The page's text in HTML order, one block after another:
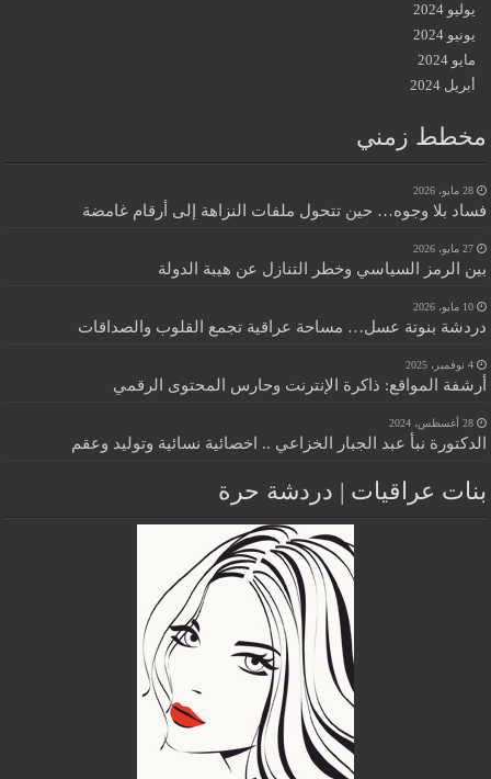
يوليو 2024
يونيو 2024
مايو 2024
أبريل 2024
مخطط زمني
28 مايو، 2026
فساد بلا وجوه… حين تتحول ملفات النزاهة إلى أرقام غامضة
27 مايو، 2026
بين الرمز السياسي وخطر التنازل عن هيبة الدولة
10 مايو، 2026
دردشة بنوتة عسل… مساحة عراقية تجمع القلوب والصداقات
4 نوفمبر، 2025
أرشفة المواقع: ذاكرة الإنترنت وحارس المحتوى الرقمي
28 أغسطس، 2024
الدكتورة نبأ عبد الجبار الخزاعي .. اخصائية نسائية وتوليد وعقم
بنات عراقيات | دردشة حرة